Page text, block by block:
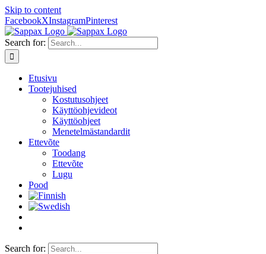
Skip to content
FacebookXInstagramPinterest
Search for:
Etusivu
Tootejuhised
Kostutusohjeet
Käyttöohjevideot
Käyttöohjeet
Menetelmästandardit
Ettevõte
Toodang
Ettevõte
Lugu
Pood
Search for: